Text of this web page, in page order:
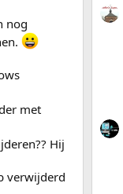
nog
met
Hij
verwijderd